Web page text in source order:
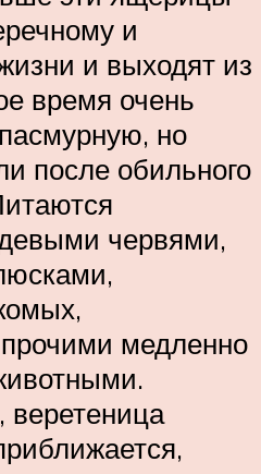
и
и выходят из
время очень
но
после обильного
червями,
медленно